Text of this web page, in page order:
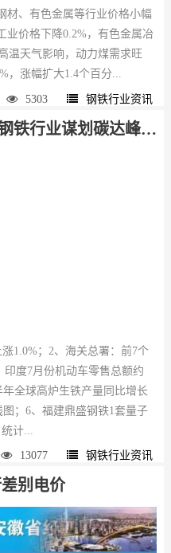
材、有色金属等行业价格小幅
业价格下降0.2%，有色金属冶
温天气影响，动力煤需求旺
，涨幅扩大1.4个百分...
5303 钢铁行业资讯
图 前7个月我国外贸进出口21.34万亿元
1.0%；2、海关总署：前7个
印度7月份机动车零售总额约
年全球高炉生铁产量同比增长
；6、福建鼎盛钢铁1套量子
计...
13077 钢铁行业资讯
别电价